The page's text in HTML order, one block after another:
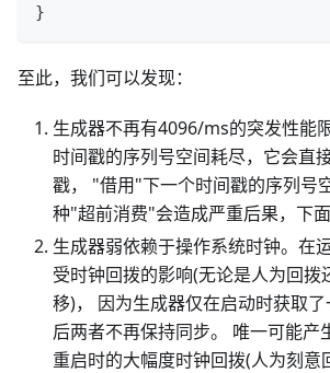
}
至此，我们可以发现：
生成器不再有4096/ms的突发性能
时间戳的序列号空间耗尽，它会直
戳， "借用"下一个时间戳的序列号
种"超前消费"会造成严重后果，下面
生成器弱依赖于操作系统时钟。在
受时钟回拨的影响(无论是人为回拨
移)， 因为生成器仅在启动时获取
后两者不再保持同步。 唯一可能产
重启时的大幅度时钟回拨(人为刻意